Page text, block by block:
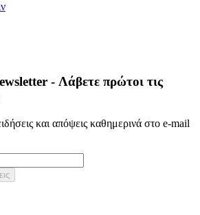
- Λάβετε πρώτοι τις
και απόψεις καθημερινά στο e-mail